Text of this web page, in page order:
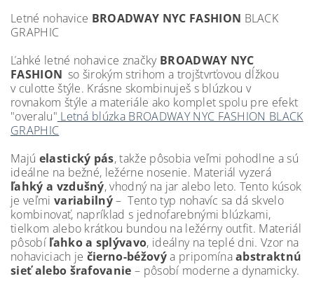
Letné nohavice BROADWAY NYC FASHION BLACK
GRAPHIC
Ľahké letné nohavice značkyBROADWAY NYC
FASHION so širokým strihom a trojštvrťovou dĺžkou
v culotte štýle. Krásne skombinuješ s blúzkou v
rovnakom štýle a materiále ako komplet spolu pre efekt
"overalu" Letná blúzka BROADWAY NYC FASHION BLACK
GRAPHIC
Majú elastický pás, takže pôsobia veľmi pohodlne a sú
ideálne na bežné, ležérne nosenie. Materiál vyzerá
ľahký a vzdušný, vhodný na jar alebo leto. Tento kúsok
je veľmi variabilný– Tento typ nohavíc sa dá skvelo
kombinovať, napríklad s jednofarebnými blúzkami,
tielkom alebo krátkou bundou na ležérny outfit. Materiál
pôsobí ľahko a splývavo, ideálny na teplé dni. Vzor na
nohaviciach je čierno-béžovýa pripomínaabstraktnú
sieť alebo šrafovanie – pôsobí moderne a dynamicky.